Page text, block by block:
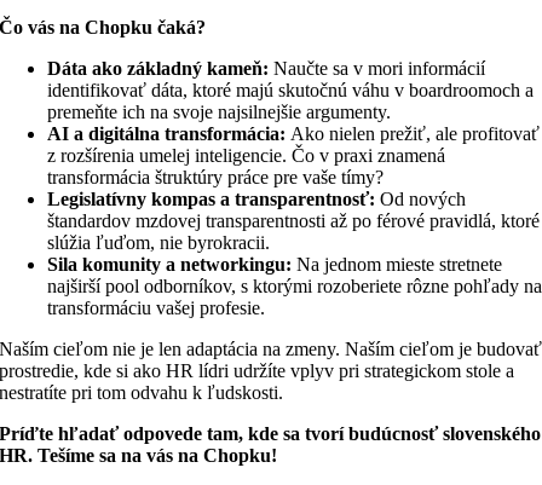
Čo vás na Chopku čaká?
Dáta ako základný kameň: Naučte sa v mori informácií
identifikovať dáta, ktoré majú skutočnú váhu v boardroomoch a
premeňte ich na svoje najsilnejšie argumenty.
AI a digitálna transformácia: Ako nielen prežiť, ale profitovať
z rozšírenia umelej inteligencie. Čo v praxi znamená
transformácia štruktúry práce pre vaše tímy?
Legislatívny kompas a transparentnosť: Od nových
štandardov mzdovej transparentnosti až po férové pravidlá, ktoré
slúžia ľuďom, nie byrokracii.
Sila komunity a networkingu: Na jednom mieste stretnete
najširší pool odborníkov, s ktorými rozoberiete rôzne pohľady na
transformáciu vašej profesie.
Naším cieľom nie je len adaptácia na zmeny. Naším cieľom je budovať
prostredie, kde si ako HR lídri udržíte vplyv pri strategickom stole a
nestratíte pri tom odvahu k ľudskosti.
Príďte hľadať odpovede tam, kde sa tvorí budúcnosť slovenského
HR. Tešíme sa na vás na Chopku!